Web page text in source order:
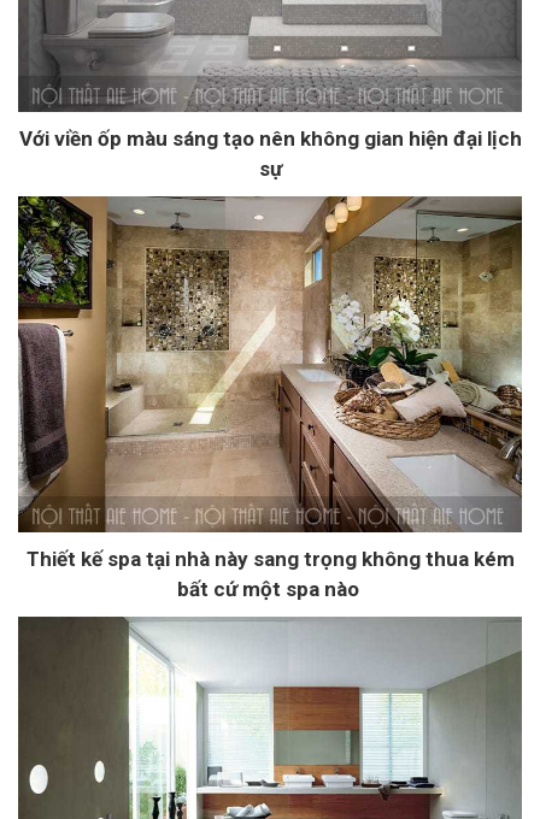
Với viền ốp màu sáng tạo nên không gian hiện đại lịch
sự
Thiết kế spa tại nhà này sang trọng không thua kém
bất cứ một spa nào